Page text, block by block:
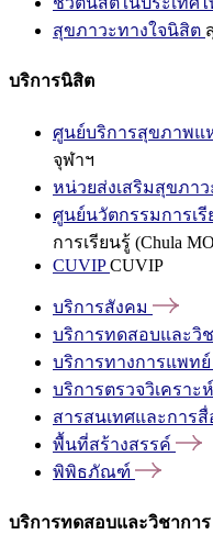
สุขภาวะทางใจนิสิต
บริการนิสิต
ศูนย์บริการสุขภาพแ
จุฬาฯ
หน่วยส่งเสริมสุขภา
ศูนย์นวัตกรรมการเรี
การเรียนรู้ (Chula
CUVIPCUVIP
บริการสังคม
บริการทดสอบและวิ
บริการทางการแพทย์
บริการตรวจวิเครา
สารสนเทศและการสื่
พื้นที่สร้างสรรค์
พิพิธภัณฑ์
บริการทดสอบและวิชาการ